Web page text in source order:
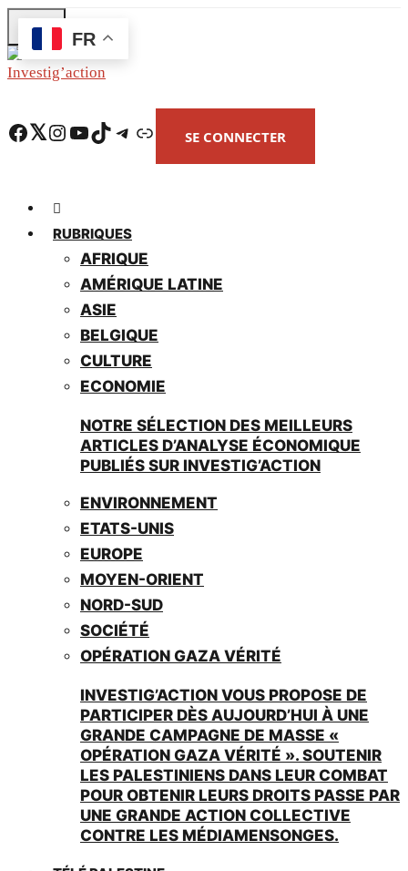
Skip
to
main
Facebook Twitter Instagram YouTube TikTok Telegram Lien SE CONNECTER
RUBRIQUES
AFRIQUE
AMÉRIQUE LATINE
ASIE
BELGIQUE
CULTURE
ECONOMIE
NOTRE SÉLECTION DES MEILLEURS
ARTICLES D’ANALYSE ÉCONOMIQUE
PUBLIÉS SUR INVESTIG’ACTION
ENVIRONNEMENT
ETATS-UNIS
EUROPE
MOYEN-ORIENT
NORD-SUD
SOCIÉTÉ
OPÉRATION GAZA VÉRITÉ
INVESTIG’ACTION VOUS PROPOSE DE
PARTICIPER DÈS AUJOURD’HUI À UNE
GRANDE CAMPAGNE DE MASSE «
OPÉRATION GAZA VÉRITÉ ». SOUTENIR
LES PALESTINIENS DANS LEUR COMBAT
POUR OBTENIR LEURS DROITS PASSE PAR
UNE GRANDE ACTION COLLECTIVE
CONTRE LES MÉDIAMENSONGES.
FR